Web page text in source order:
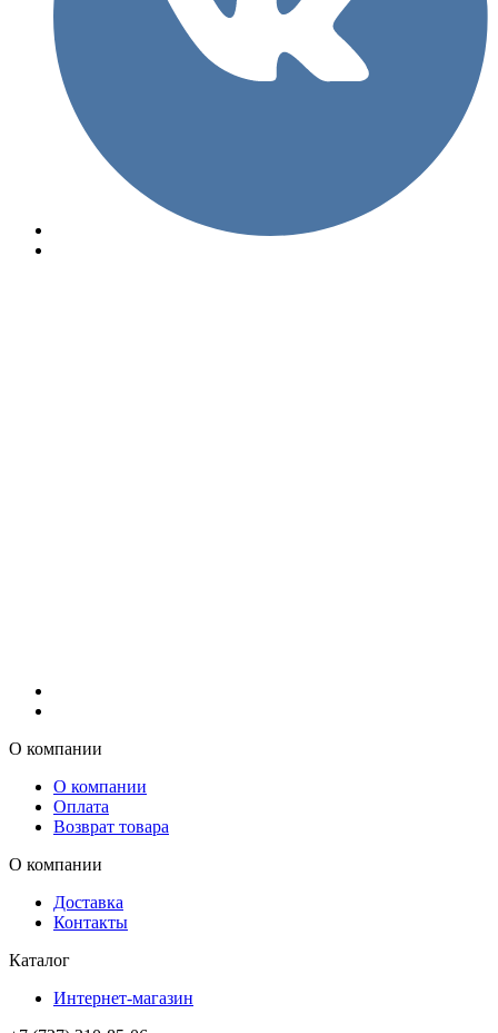
О компании
О компании
Оплата
Возврат товара
О компании
Доставка
Контакты
Каталог
Интернет-магазин